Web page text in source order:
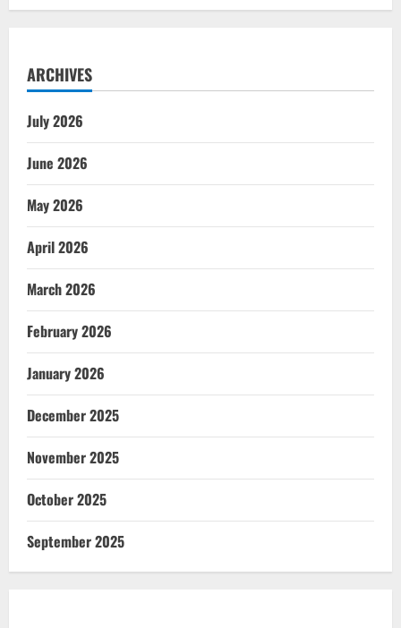
ARCHIVES
July 2026
June 2026
May 2026
April 2026
March 2026
February 2026
January 2026
December 2025
November 2025
October 2025
September 2025